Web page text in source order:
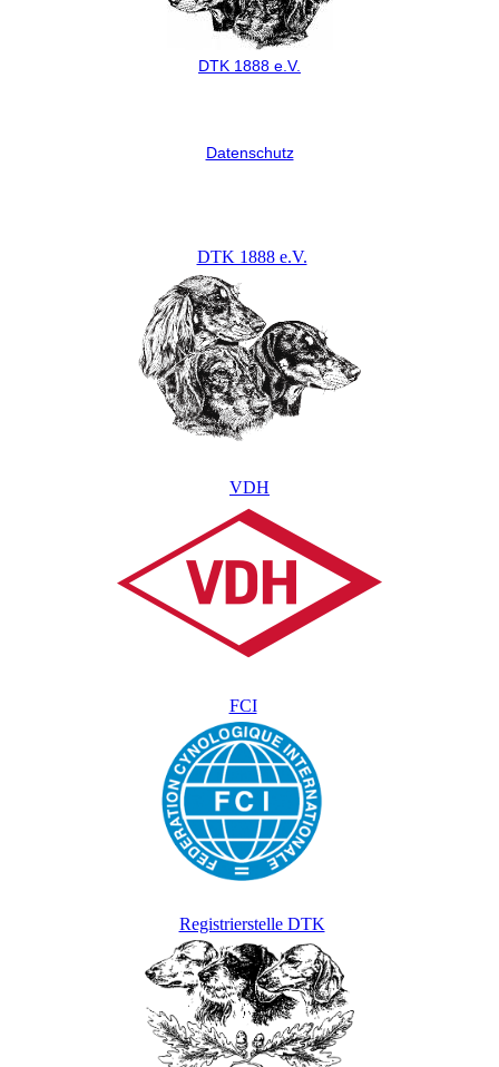
DTK 1888 e.V.
Datenschutz
DTK 1888 e.V.
VDH
FCI
Registrierstelle DTK